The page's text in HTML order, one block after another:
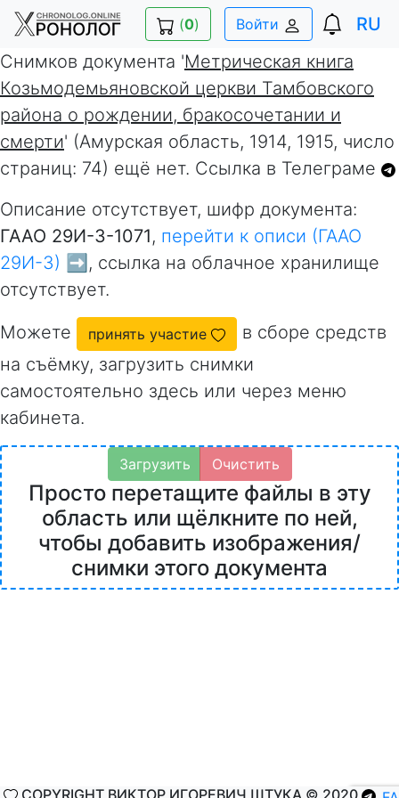
(0) Войти
RU
Снимков документа 'Метрическая книга
Козьмодемьяновской церкви Тамбовского
района о рождении, бракосочетании и
смерти' (Амурская область, 1914, 1915, число
страниц: 74) ещё нет. Ссылка в Телеграме
Описание отсутствует, шифр документа:
ГААО 29И-3-1071, перейти к описи (ГААО
29И-3) ➡️ , ссылка на облачное хранилище
отсутствует.
Можете принять участие
в сборе средств
на съёмку, загрузить снимки
самостоятельно здесь или через меню
кабинета.
Загрузить Очистить
Просто перетащите файлы в эту
область или щёлкните по ней,
чтобы добавить изображения/
снимки этого документа
COPYRIGHT ВИКТОР ИГОРЕВИЧ ШТУКА © 2020